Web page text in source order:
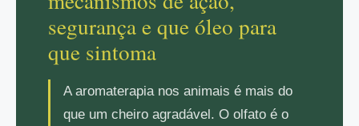
segurança e que óleo para
que sintoma
A aromaterapia nos animais é mais do
que um cheiro agradável. O olfato é o